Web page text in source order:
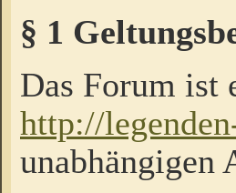
§ 1
Das Forum ist
http://
unabhängigen